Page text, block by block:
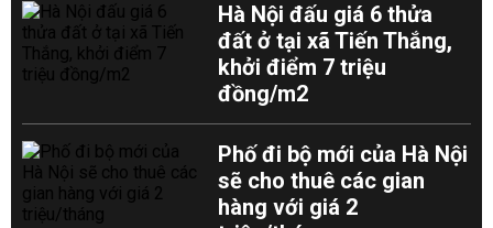
Hà Nội đấu giá 6 thửa
đất ở tại xã Tiến Thắng,
khởi điểm 7 triệu
đồng/m2
Phố đi bộ mới của Hà Nội
sẽ cho thuê các gian
hàng với giá 2